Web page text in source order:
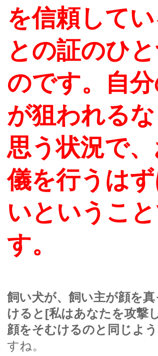
を信頼して
との証のひ
のです。自
が狙われる
思う状況で
儀を行うは
いというこ
す。
飼い犬が、飼い主が顔を
けると[私はあなたを攻撃
顔をそむけるのと同じよ
すね。